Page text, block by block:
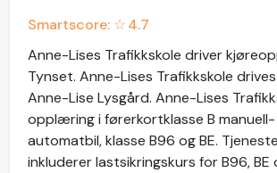
Smartscore: ☆4.7
Anne-Lises Trafikkskole driver
Tynset. Anne-Lises Trafikkskole
Anne-Lise Lysgård. Anne-Lises
opplæring i førerkortklasse B
automatbil, klasse B96 og BE.
inkluderer lastsikringskurs for B96, BE